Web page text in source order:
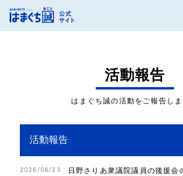
活動報告
はまぐち誠の活動をご報告しま
2026/06/23
日野さりあ衆議院議員の後援会